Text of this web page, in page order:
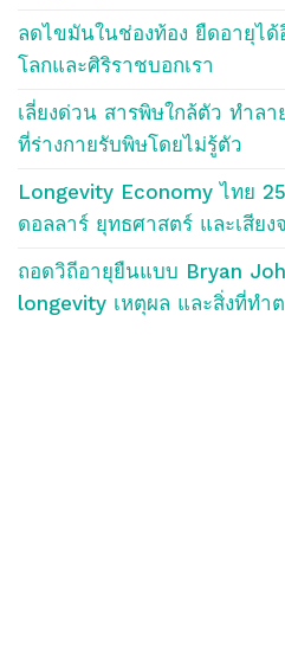
ลดไขมันในช่องท้อง ยืดอายุไ
โลกและศิริราชบอกเรา
เลี่ยงด่วน สารพิษใกล้ตัว ทำล
ที่ร่างกายรับพิษโดยไม่รู้ตัว
Longevity Economy ไทย
ดอลลาร์ ยุทธศาสตร์ และเสีย
ถอดวิถีอายุยืนแบบ Bryan
longevity เหตุผล และสิ่งที่ทำ